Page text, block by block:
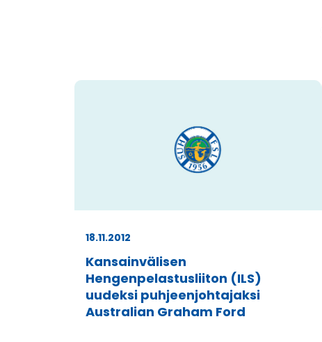
18.11.2012
Kansainvälisen
Hengenpelastusliiton (ILS)
uudeksi puhjeenjohtajaksi
Australian Graham Ford